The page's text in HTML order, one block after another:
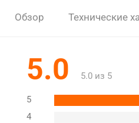
Обзор Технические
5.0 5.0 из 5
5
4